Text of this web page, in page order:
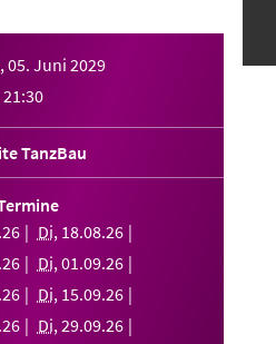
05. Juni 2029
21:30
TanzBau
26 Di, 18.08.26
26 Di,01.09.26
26 Di, 15.09.26
26 Di,29.09.26